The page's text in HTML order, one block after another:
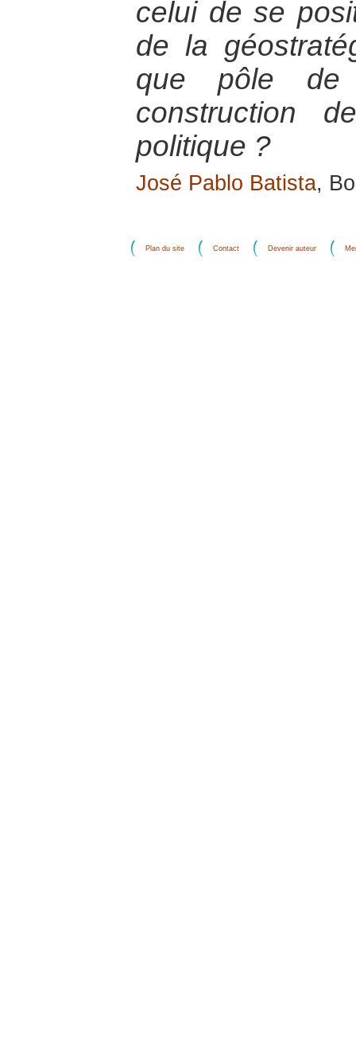
celui de se
de la
que pôle de
construction
politique ?
José Pablo Batista,
Plan du site Contact Devenir auteur